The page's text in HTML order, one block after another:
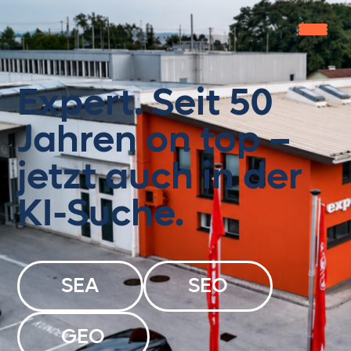
Home
Leistungen
Gipfelbuch
Knowledge Zone
Jobs
About us
get in touch
Expert. Seit 50
Jahren on top –
jetzt auch in der
KI-Suche.
SEA
SEO
GEO